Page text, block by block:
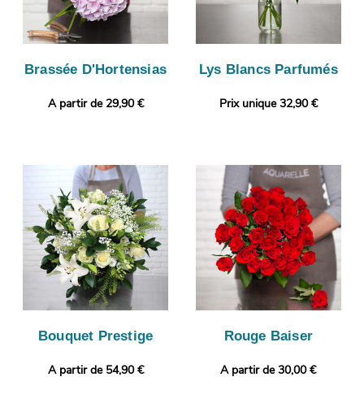
Brassée D'Hortensias
A partir de 29,90 €
Lys Blancs Parfumés
Prix unique 32,90 €
Bouquet Prestige
A partir de 54,90 €
Rouge Baiser
A partir de 30,00 €